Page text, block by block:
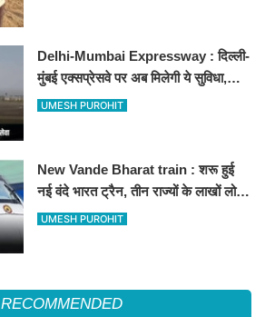
Delhi-Mumbai Expressway : दिल्ली-
मुंबई एक्सप्रेसवे पर अब मिलेगी ये सुविधा,
हेलीकॉप्टर सर्विस से तुरंत घायल पहुंचेगा
UMESH PUROHIT
New Vande Bharat train : शरू हुई
नई वंदे भारत ट्रैन, तीन राज्यों के लाखों लोगों
का सफर होगा आसान, देखें पूरा रूटमैप
UMESH PUROHIT
RECOMMENDED